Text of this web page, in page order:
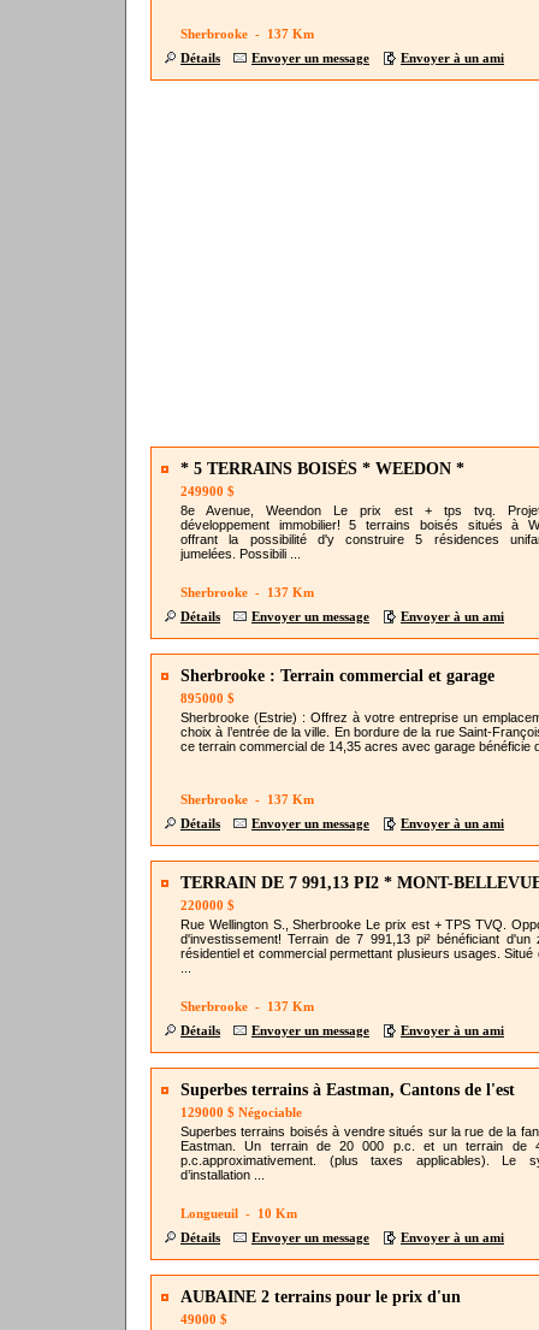
Sherbrooke - 137 Km
Détails
Envoyer un message Envoyer à un ami
* 5 TERRAINS BOISÉS * WEEDON *
249900 $
8e Avenue, Weendon Le prix est + tps tvq.
développement immobilier! 5 terrains boisés situés à
offrant la possibilité d'y construire 5 résidences
jumelées. Possibili ...
Sherbrooke - 137 Km
Détails
Envoyer un message Envoyer à un ami
Sherbrooke : Terrain commercial et garage
895000 $
Sherbrooke (Estrie) : Offrez à votre entreprise un
choix à l’entrée de la ville. En bordure de la rue Saint-
ce terrain commercial de 14,35 acres avec garage bénéficie
Sherbrooke - 137 Km
Détails
Envoyer un message Envoyer à un ami
TERRAIN DE 7 991,13 PI2 * MONT-
220000 $
Rue Wellington S., Sherbrooke Le prix est + TPS TVQ.
d'investissement! Terrain de 7 991,13 pi² bénéficiant d'un
résidentiel et commercial permettant plusieurs usages. Situé
Sherbrooke - 137 Km
Détails
Envoyer un message Envoyer à un ami
Superbes terrains à Eastman, Cantons de l'est
129000 $ Négociable
Superbes terrains boisés à vendre situés sur la rue de la
Eastman. Un terrain de 20 000 p.c. et un terrain de
p.c.approximativement. (plus taxes applicables). Le
d’installation ...
Longueuil - 10 Km
Détails
Envoyer un message Envoyer à un ami
AUBAINE 2 terrains pour le prix d'un
LAURENTIDES
49000 $